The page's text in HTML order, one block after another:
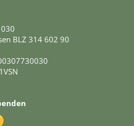
BLZ 314 602 90